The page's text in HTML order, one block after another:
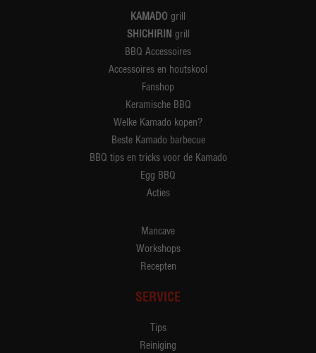
KAMADO grill
SHICHIRIN grill
BBQ Accessoires
Accessoires en houtskool
Fanshop
Keramische BBQ
Welke Kamado kopen?
Beste Kamado barbecue
BBQ tips en tricks voor de Kamado
Egg BBQ
Acties
Mancave
Workshops
Recepten
SERVICE
Tips
Reiniging